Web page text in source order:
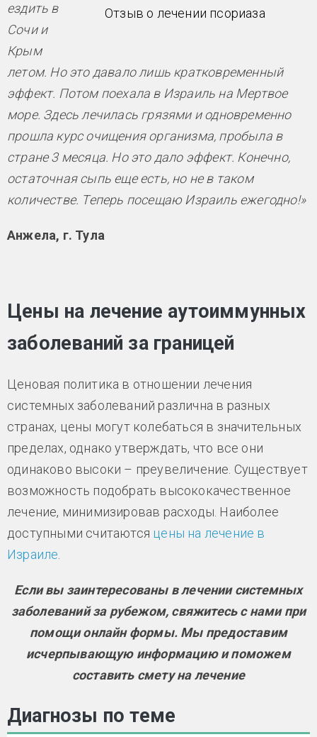
Отзыв о лечении псориаза
ездить в
Сочи и
Крым
летом. Но это давало лишь кратковременный
эффект. Потом поехала в Израиль на Мертвое
море. Здесь лечилась грязями и одновременно
прошла курс очищения организма, пробыла в
стране 3 месяца. Но это дало эффект. Конечно,
остаточная сыпь еще есть, но не в таком
количестве. Теперь посещаю Израиль ежегодно!»
Анжела, г. Тула
Цены на лечение аутоиммунных
заболеваний за границей
Ценовая политика в отношении лечения
системных заболеваний различна в разных
странах, цены могут колебаться в значительных
пределах, однако утверждать, что все они
одинаково высоки – преувеличение. Существует
возможность подобрать высококачественное
лечение, минимизировав расходы. Наиболее
доступными считаются цены на лечение в
Израиле.
Если вы заинтересованы в лечении системных
заболеваний за рубежом, свяжитесь с нами при
помощи онлайн формы. Мы предоставим
исчерпывающую информацию и поможем
составить смету на лечение
Диагнозы по теме